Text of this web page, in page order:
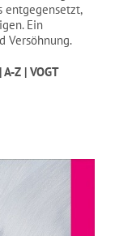
entgegensetzt,
Ein
Versöhnung.
Z | VOGT